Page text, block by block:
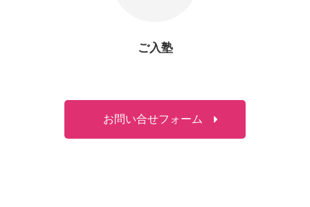
ご入塾
お問い合せフォーム